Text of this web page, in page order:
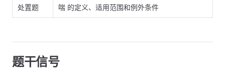
处置题
喘 的定义、适用范围和例外条件
题干信号